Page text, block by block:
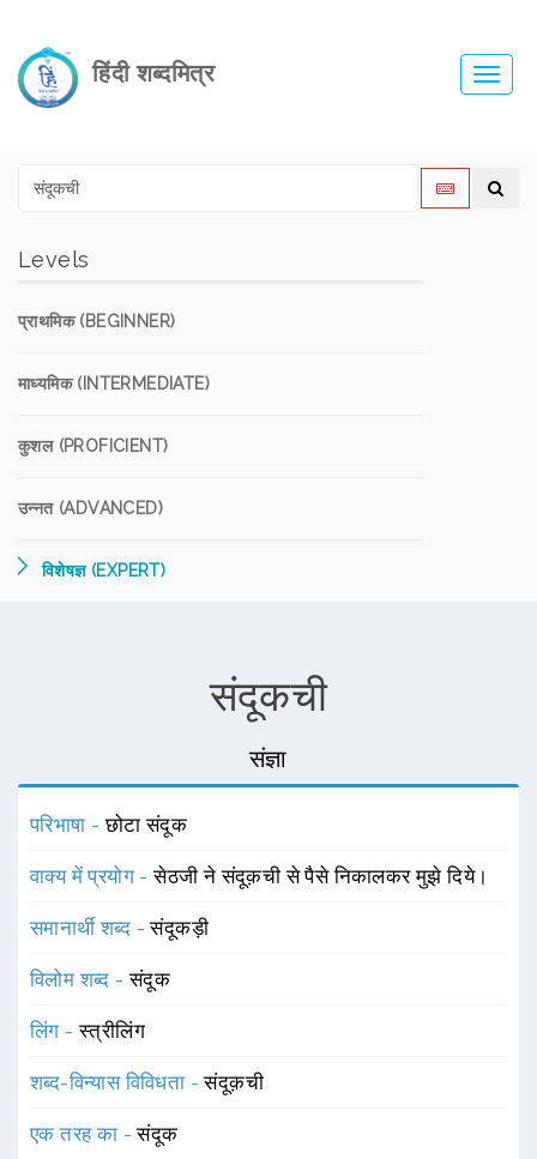
हिंदी शब्दमित्र
Levels
प्राथमिक (BEGINNER)
माध्यमिक (INTERMEDIATE)
कुशल (PROFICIENT)
उन्नत (ADVANCED)
विशेषज्ञ (EXPERT)
संदूकची
संज्ञा
परिभाषा -छोटा संदूक
वाक्य में प्रयोग -सेठजी ने संदूक़ची से पैसे निकालकर मुझे दिये।
समानार्थी शब्द -संदूकड़ी
विलोम शब्द -संदूक
लिंग -स्त्रीलिंग
शब्द-विन्यास विविधता -संदूक़ची
एक तरह का -संदूक